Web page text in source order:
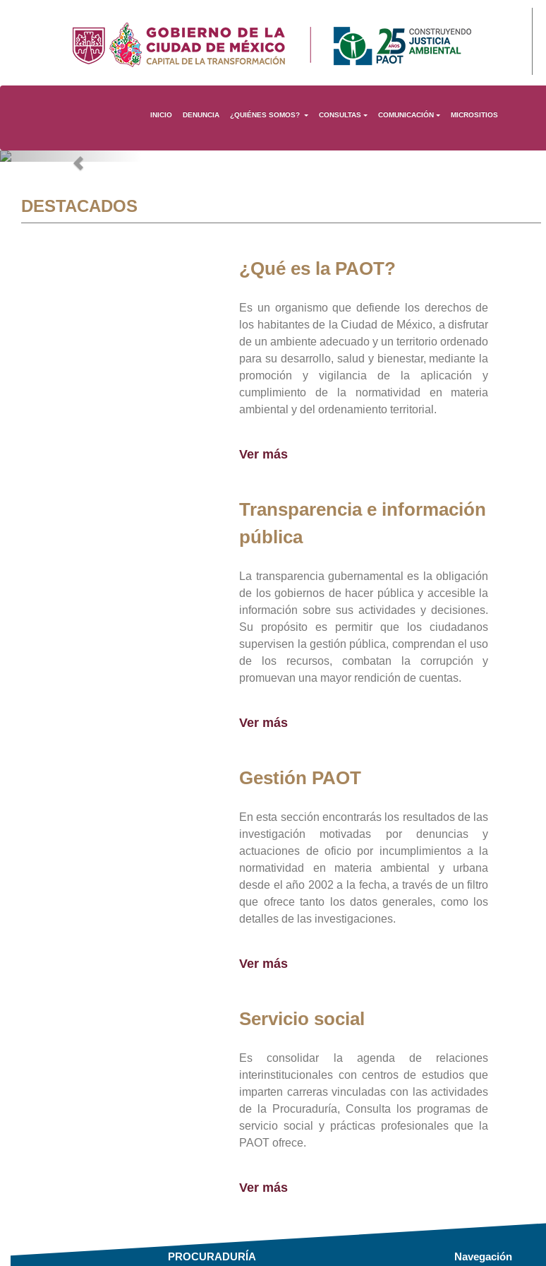
INICIO DENUNCIA ¿QUIÉNES SOMOS? CONSULTAS COMUNICACIÓN MICROSITIOS
Previous
DESTACADOS
¿Qué es la PAOT?
Es un organismo que defiende los derechos de
los habitantes de la Ciudad de México, a disfrutar
de un ambiente adecuado y un territorio ordenado
para su desarrollo, salud y bienestar, mediante la
promoción y vigilancia de la aplicación y
cumplimiento de la normatividad en materia
ambiental y del ordenamiento territorial.
Ver más
Transparencia e información
pública
La transparencia gubernamental es la obligación
de los gobiernos de hacer pública y accesible la
información sobre sus actividades y decisiones.
Su propósito es permitir que los ciudadanos
supervisen la gestión pública, comprendan el uso
de los recursos, combatan la corrupción y
promuevan una mayor rendición de cuentas.
Ver más
Gestión PAOT
En esta sección encontrarás los resultados de las
investigación motivadas por denuncias y
actuaciones de oficio por incumplimientos a la
normatividad en materia ambiental y urbana
desde el año 2002 a la fecha, a través de un filtro
que ofrece tanto los datos generales, como los
detalles de las investigaciones.
Ver más
Servicio social
Es consolidar la agenda de relaciones
interinstitucionales con centros de estudios que
imparten carreras vinculadas con las actividades
de la Procuraduría, Consulta los programas de
servicio social y prácticas profesionales que la
PAOT ofrece.
Ver más
PROCURADURÍA Navegación